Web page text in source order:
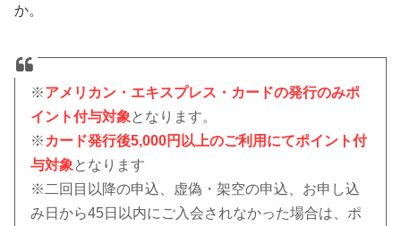
か。
※アメリカン・エキスプレス・カードの発行のみポ
イント付与対象 となります。
※ カード発行後5,000円以上のご利用にてポイント付
与対象 となります
※二回目以降の申込、虚偽・架空の申込、お申し込
み日から45日以内にご入会されなかった場合は、ポ